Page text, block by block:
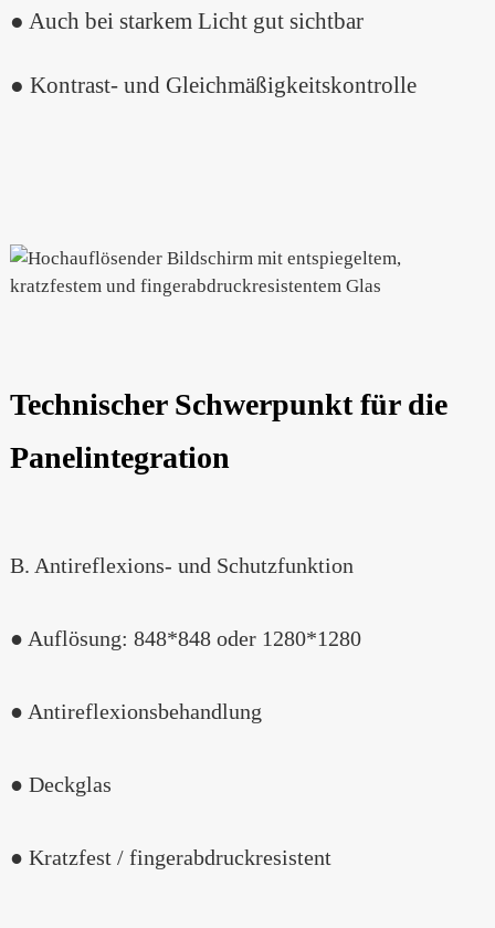
● Auch bei starkem Licht gut sichtbar
● Kontrast- und Gleichmäßigkeitskontrolle
Technischer Schwerpunkt für die
Panelintegration
B. Antireflexions- und Schutzfunktion
● Auflösung: 848*848 oder 1280*1280
● Antireflexionsbehandlung
● Deckglas
● Kratzfest / fingerabdruckresistent